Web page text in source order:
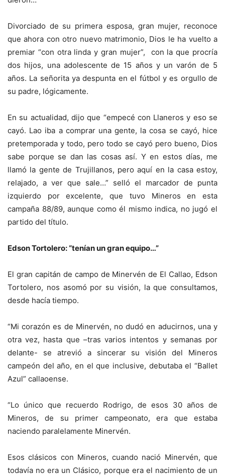
Divorciado de su primera esposa, gran mujer, reconoce
que ahora con otro nuevo matrimonio, Dios le ha vuelto a
premiar “con otra linda y gran mujer”, con la que procría
dos hijos, una adolescente de 15 años y un varón de 5
años. La señorita ya despunta en el fútbol y es orgullo de
su padre, lógicamente.
En su actualidad, dijo que “empecé con Llaneros y eso se
cayó. Lao iba a comprar una gente, la cosa se cayó, hice
pretemporada y todo, pero todo se cayó pero bueno, Dios
sabe porque se dan las cosas así. Y en estos días, me
llamó la gente de Trujillanos, pero aquí en la casa estoy,
relajado, a ver que sale…” selló el marcador de punta
izquierdo por excelente, que tuvo Mineros en esta
campaña 88/89, aunque como él mismo indica, no jugó el
partido del título.
Edson Tortolero: “tenían un gran equipo…”
El gran capitán de campo de Minervén de El Callao, Edson
Tortolero, nos asomó por su visión, la que consultamos,
desde hacía tiempo.
“Mi corazón es de Minervén, no dudó en aducirnos, una y
otra vez, hasta que –tras varios intentos y semanas por
delante- se atrevió a sincerar su visión del Mineros
campeón del año, en el que inclusive, debutaba el “Ballet
Azul” callaoense.
“Lo único que recuerdo Rodrigo, de esos 30 años de
Mineros, de su primer campeonato, era que estaba
naciendo paralelamente Minervén.
Esos clásicos con Mineros, cuando nació Minervén, que
todavía no era un Clásico, porque era el nacimiento de un